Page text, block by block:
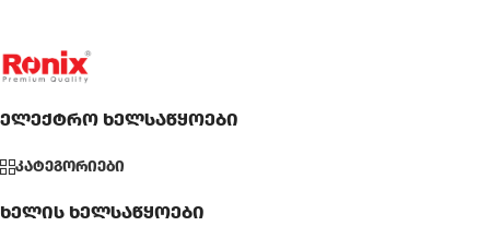
ელექტრო ხელსაწყოები
კატეგორიები
ხელის ხელსაწყოები